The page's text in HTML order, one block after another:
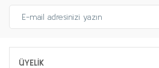
ÜYELİK